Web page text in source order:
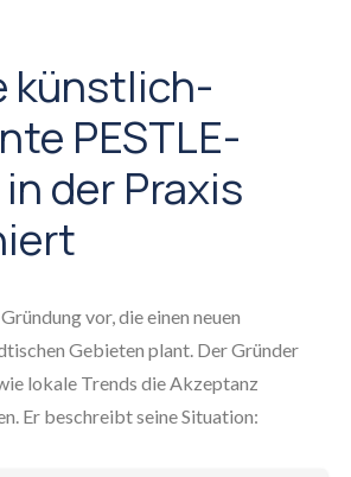
künstlich-
PESTLE-
der Praxis
vor, die einen neuen
Gebieten plant. Der Gründer
lokale Trends die Akzeptanz
Er beschreibt seine Situation: